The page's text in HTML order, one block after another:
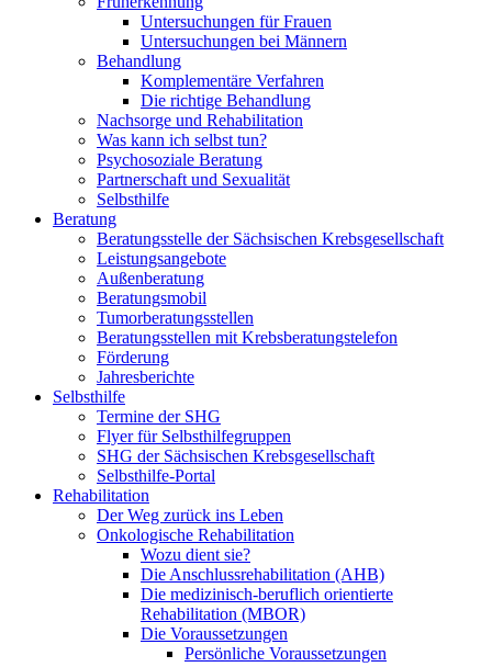
Untersuchungen für Frauen
Untersuchungen bei Männern
Behandlung
Komplementäre Verfahren
Die richtige Behandlung
Nachsorge und Rehabilitation
Was kann ich selbst tun?
Psychosoziale Beratung
Partnerschaft und Sexualität
Selbsthilfe
Beratung
Beratungsstelle der Sächsischen Krebsgesellschaft
Leistungsangebote
Außenberatung
Beratungsmobil
Tumorberatungsstellen
Beratungsstellen mit Krebsberatungstelefon
Förderung
Jahresberichte
Selbsthilfe
Termine der SHG
Flyer für Selbsthilfegruppen
SHG der Sächsischen Krebsgesellschaft
Selbsthilfe-Portal
Rehabilitation
Der Weg zurück ins Leben
Onkologische Rehabilitation
Wozu dient sie?
Die Anschlussrehabilitation (AHB)
Die medizinisch-beruflich orientierte
Rehabilitation (MBOR)
Die Voraussetzungen
Persönliche Voraussetzungen